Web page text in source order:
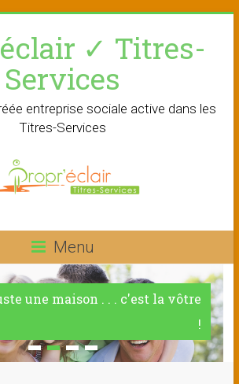
✓ Titres-
Services
entreprise sociale active dans les
Titres-Services
Menu
une maison . . . c'est la vôtre
!